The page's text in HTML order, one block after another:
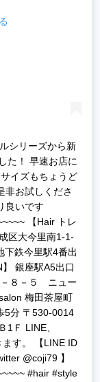
シリーズから新
た！ 早速お店に
イズもちょうど
非お試しくださ
良いです
【Hair トレ
区大今里南1-1-
下鉄今里駅4番出
銀座駅A5出口
－８－５ ニュー
梅田茶屋町
5分 〒530-0014
1Ｆ LINE、
す。 【LINE ID
@coji79 】
#hair #style